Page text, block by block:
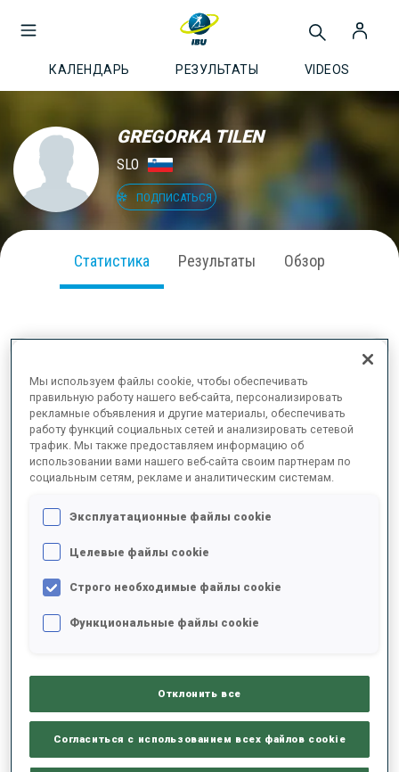
КАЛЕНДАРЬ РЕЗУЛЬТАТЫ VIDEOS
GREGORKA TILEN
SLO
ПОДПИСАТЬСЯ
Статистика Результаты Обзор
2025/2026
РЕЗУЛЬТАТЫ - СРЕДНЕЕ ЗНАЧЕНИЕ
ЛЫЖНЫЙ ХОД - ОТСТАВАНИЕ ОТ ЛИДЕРА
Данных нет
Данных нет
СТРЕЛЬБА СТОЯ
Данных нет
Мы используем файлы cookie, чтобы обеспечивать
правильную работу нашего веб-сайта, персонализировать
рекламные объявления и другие материалы, обеспечивать
работу функций социальных сетей и анализировать сетевой
трафик. Мы также предоставляем информацию об
использовании вами нашего веб-сайта своим партнерам по
социальным сетям, рекламе и аналитическим системам.
Эксплуатационные файлы cookie
Целевые файлы cookie
Строго необходимые файлы cookie
Функциональные файлы cookie
Отклонить все
Согласиться с использованием всех файлов cookie